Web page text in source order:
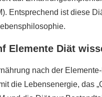
Entsprechend ist diese
Elemente Diät
nach der
die Lebensenergie, das